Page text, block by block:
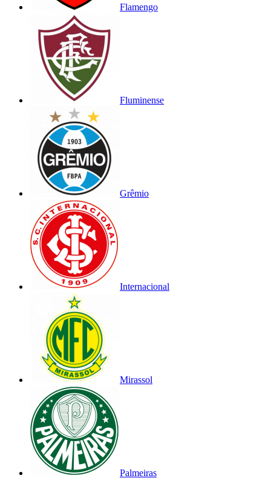
Flamengo
Fluminense
Grêmio
Internacional
Mirassol
Palmeiras